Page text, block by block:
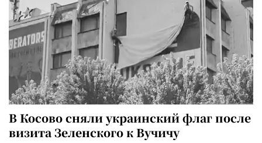
В Косово сняли украинский флаг после
визита Зеленского к Вучичу